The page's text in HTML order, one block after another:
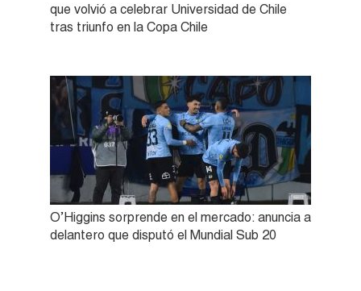
que volvió a celebrar Universidad de Chile
tras triunfo en la Copa Chile
O’Higgins sorprende en el mercado: anuncia a
delantero que disputó el Mundial Sub 20